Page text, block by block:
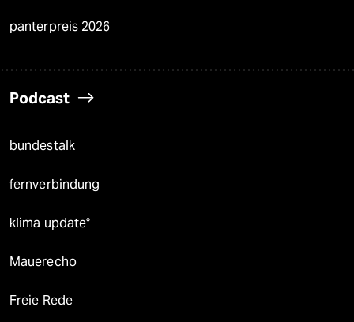
panterpreis 2026
Podcast
bundestalk
fernverbindung
klima update°
Mauerecho
Freie Rede